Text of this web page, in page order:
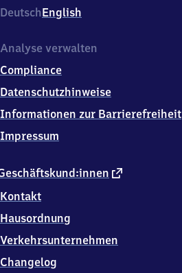
4
7
Tüßling
DeutschEnglish
externer
Kontakt
Hausordnung
Verkehrsunternehmen
Changelog
Analyse verwalten
Compliance
Datenschutzhinweise
Informationen zur Barrierefreiheit
Impressum